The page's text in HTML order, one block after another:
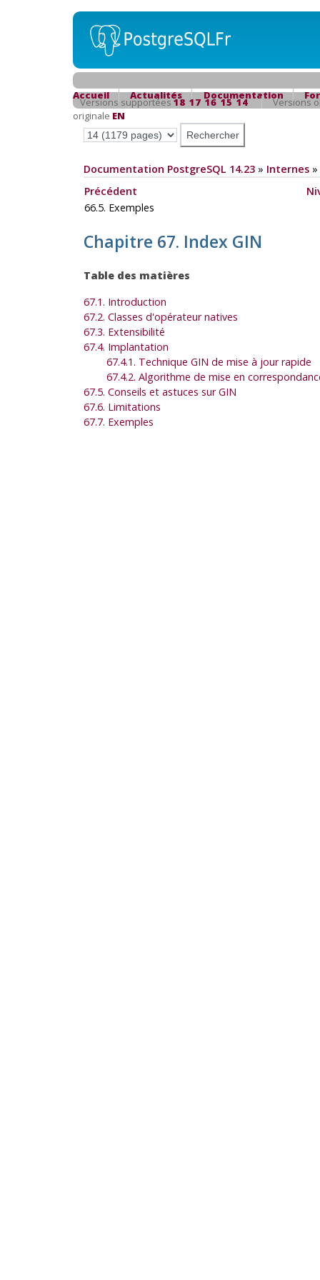
Accueil Actualités Documentation
Versions supportées18 17 16 15 14
Versions
originale EN
Documentation PostgreSQL 14.23» Internes»
Précédent
66.5. Exemples
Chapitre 67. Index GIN
Table des matières
67.1. Introduction
67.2. Classes d'opérateur natives
67.3. Extensibilité
67.4. Implantation
67.4.1. Technique GIN de mise à jour rapide
67.4.2. Algorithme de mise en
67.5. Conseils et astuces sur GIN
67.6. Limitations
67.7. Exemples